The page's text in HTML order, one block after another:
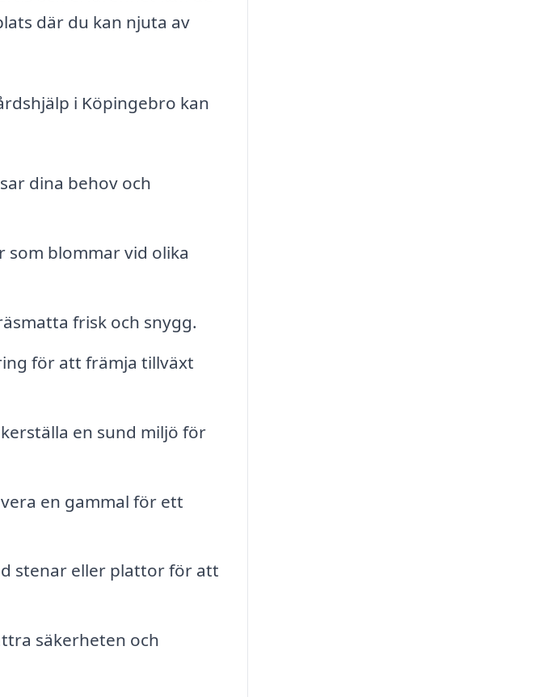
där du kan njuta av
i Köpingebro kan
dina behov och
som blommar vid olika
frisk och snygg.
för att främja tillväxt
en sund miljö för
en gammal för ett
stenar eller plattor för att
säkerheten och